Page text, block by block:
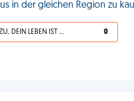
in der gleichen Region zu
ICH STIMME ZU, DEIN LEBEN IST SCHEISSE 0